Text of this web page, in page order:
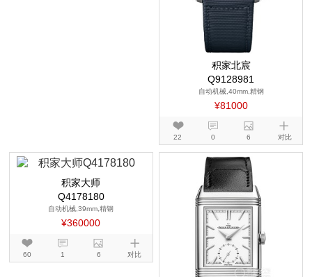
积家北宸
Q9128981
自动机械,40mm,精钢
¥81000
22 0 6 对比
积家大师
Q4178180
自动机械,39mm,精钢
¥360000
60 1 6 对比